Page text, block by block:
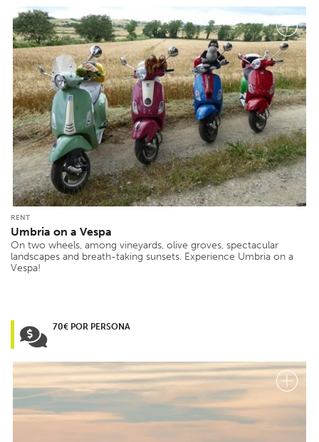
RENT
Umbria on a Vespa
On two wheels, among vineyards, olive groves, spectacular
landscapes and breath-taking sunsets. Experience Umbria on a
Vespa!
70€ POR PERSONA